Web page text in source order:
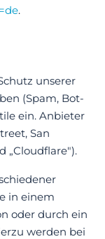
.
unserer
(Spam, Bot-
ein. Anbieter
San
„Cloudflare").
in einem
oder durch ein
werden bei